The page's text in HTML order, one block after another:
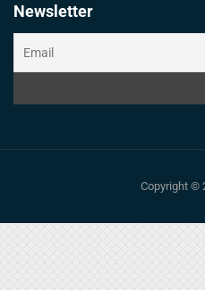
Newsletter
Copyright ©